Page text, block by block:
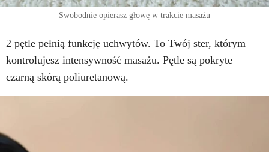
Swobodnie opierasz głowę w trakcie masażu
2 pętle pełnią funkcję uchwytów. To Twój ster, którym
kontrolujesz intensywność masażu. Pętle są pokryte
czarną skórą poliuretanową.